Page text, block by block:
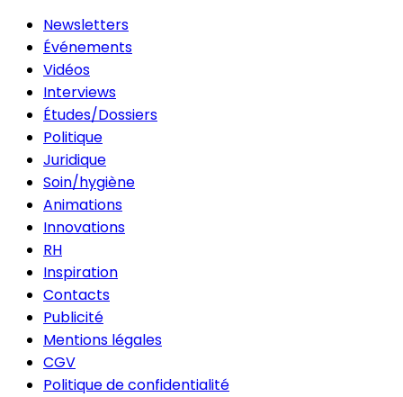
Newsletters
Événements
Vidéos
Interviews
Études/Dossiers
Politique
Juridique
Soin/hygiène
Animations
Innovations
RH
Inspiration
Contacts
Publicité
Mentions légales
CGV
Politique de confidentialité